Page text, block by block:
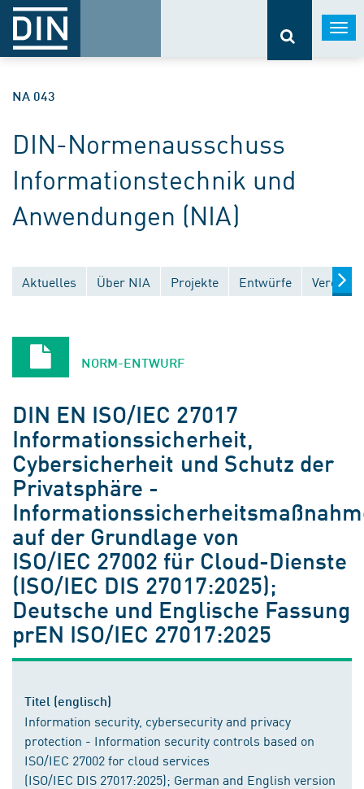
NA 043
DIN-Normenausschuss
Informationstechnik und
Anwendungen (NIA)
Aktuelles Über NIA Projekte Entwürfe
NORM-ENTWURF
DIN EN ISO/IEC 27017
Informationssicherheit,
Cybersicherheit und Schutz der
Privatsphäre -
auf der Grundlage von
ISO/IEC 27002 für Cloud-Dienste
(ISO/IEC DIS 27017:2025);
Deutsche und Englische Fassung
prEN ISO/IEC 27017:2025
Titel (englisch)
Information security, cybersecurity and privacy
protection - Information security controls based on
ISO/IEC 27002 for cloud services
(ISO/IEC DIS 27017:2025); German and English version